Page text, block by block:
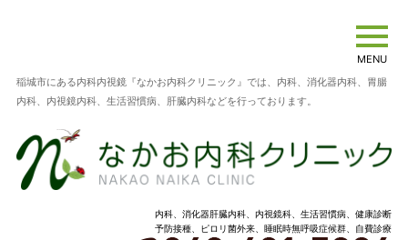
MENU
稲城市にある内科内視鏡『なかお内科クリニック』では、内科、消化器内科、胃腸
内科、内視鏡内科、生活習慣病、肝臓内科などを行っております。
内科、消化器肝臓内科、内視鏡科、生活習慣病、健康診断
予防接種、ピロリ菌外来、睡眠時無呼吸症候群、自費診療